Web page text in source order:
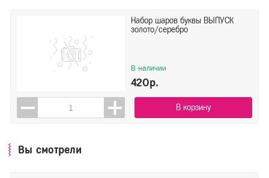
Набор шаров буквы ВЫПУСК
золото/серебро
В наличии
420р.
В корзину
Вы смотрели